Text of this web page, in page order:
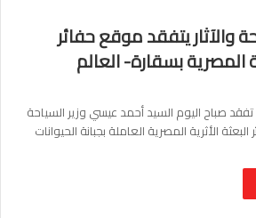
والآثار يتفقد موقع حفائر
المصرية بسقارة- العالم
صباح اليوم السيد أحمد عيسي وزير السياحة
الأثرية المصرية العاملة بجبانة الحيوانات